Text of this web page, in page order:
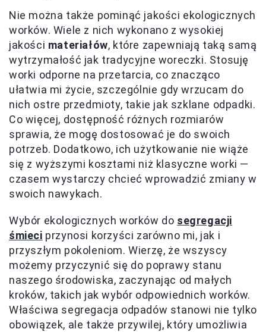
Nie można także pominąć jakości ekologicznych
worków. Wiele z nich wykonano z wysokiej
jakości materiałów, które zapewniają taką samą
wytrzymałość jak tradycyjne woreczki. Stosuję
worki odporne na przetarcia, co znacząco
ułatwia mi życie, szczególnie gdy wrzucam do
nich ostre przedmioty, takie jak szklane odpadki.
Co więcej, dostępność różnych rozmiarów
sprawia, że mogę dostosować je do swoich
potrzeb. Dodatkowo, ich użytkowanie nie wiąże
się z wyższymi kosztami niż klasyczne worki —
czasem wystarczy chcieć wprowadzić zmiany w
swoich nawykach.
Wybór ekologicznych worków do segregacji
śmieci przynosi korzyści zarówno mi, jak i
przyszłym pokoleniom. Wierzę, że wszyscy
możemy przyczynić się do poprawy stanu
naszego środowiska, zaczynając od małych
kroków, takich jak wybór odpowiednich worków.
Właściwa segregacja odpadów stanowi nie tylko
obowiązek, ale także przywilej, który umożliwia